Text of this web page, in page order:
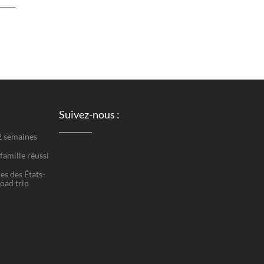
réussi
des États-
trip
Suivez-nous :